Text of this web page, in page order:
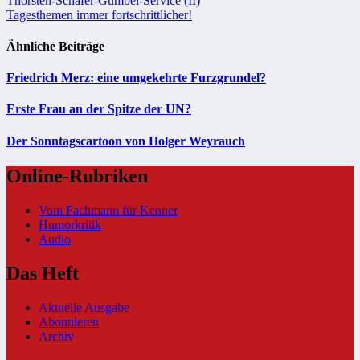
Tagesthemen immer fortschrittlicher!
Ähnliche Beiträge
Friedrich Merz: eine umgekehrte Furzgrundel?
Erste Frau an der Spitze der UN?
Der Sonntagscartoon von Holger Weyrauch
Online-Rubriken
Vom Fachmann für Kenner
Humorkritik
Audio
Das Heft
Aktuelle Ausgabe
Abonnieren
Archiv